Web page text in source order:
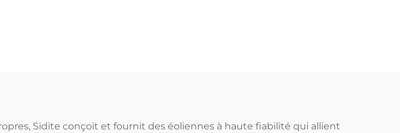
Sidite conçoit et fournit des éoliennes à haute fiabilité qui allient